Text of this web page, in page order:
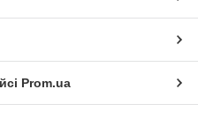
Prom.ua